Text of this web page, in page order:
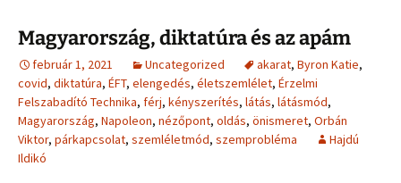
Magyarország, diktatúra és az apám
február 1, 2021 Uncategorized akarat, Byron Katie,
covid, diktatúra, ÉFT, elengedés, életszemlélet, Érzelmi
Felszabadító Technika, férj, kényszerítés, látás, látásmód,
Magyarország, Napoleon, nézőpont, oldás, önismeret, Orbán
Viktor, párkapcsolat, szemléletmód, szemprobléma
Hajdú
Ildikó